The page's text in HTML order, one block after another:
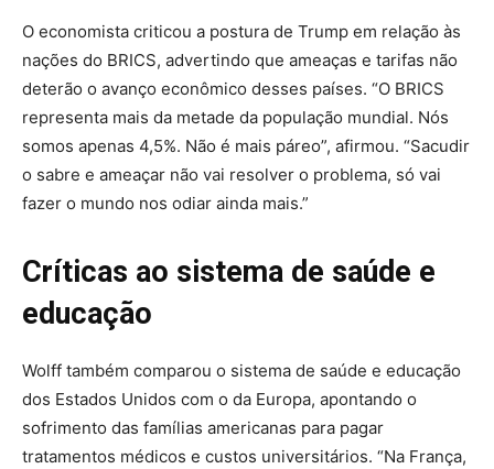
O economista criticou a postura de Trump em relação às
nações do BRICS, advertindo que ameaças e tarifas não
deterão o avanço econômico desses países. “O BRICS
representa mais da metade da população mundial. Nós
somos apenas 4,5%. Não é mais páreo”, afirmou. “Sacudir
o sabre e ameaçar não vai resolver o problema, só vai
fazer o mundo nos odiar ainda mais.”
Críticas ao sistema de saúde e
educação
Wolff também comparou o sistema de saúde e educação
dos Estados Unidos com o da Europa, apontando o
sofrimento das famílias americanas para pagar
tratamentos médicos e custos universitários. “Na França,